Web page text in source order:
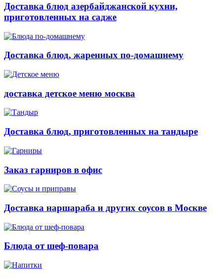
Доставка блюд азербайджанской кухни,
приготовленных на садже
Доставка блюд, жаренных по-домашнему
доставка детское меню москва
Доставка блюд, приготовленных на тандыре
Заказ гарниров в офис
Доставка наршараба и других соусов в Москве
Блюда от шеф-повара